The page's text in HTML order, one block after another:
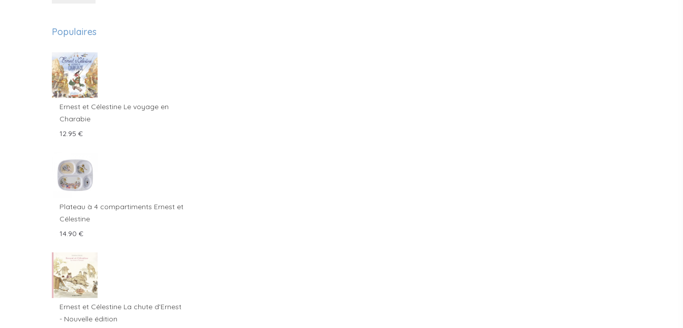
Populaires
Ernest et Célestine Le voyage en
Charabie
12.95 €
Plateau à 4 compartiments Ernest et
Célestine
14.90 €
Ernest et Célestine La chute d'Ernest
- Nouvelle édition